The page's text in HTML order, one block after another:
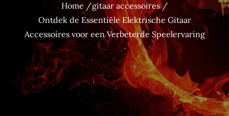
Home
gitaar accessoires
Ontdek de Essentiële Elektrische Gitaar
Accessoires voor een Verbeterde Speelervaring